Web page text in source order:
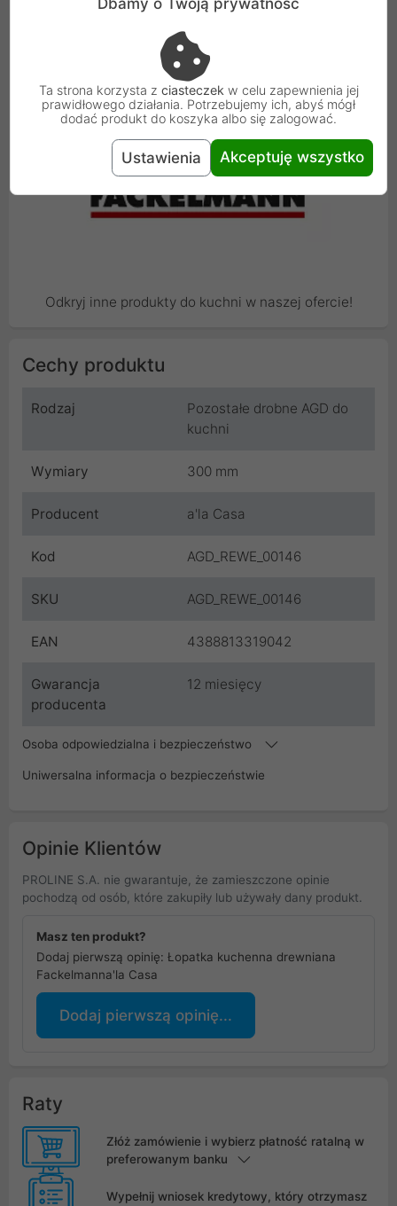
Fackelmann
Oferuje Państwu artykuły nie tylko po stokroć
wypróbowane i cieszące się Państwa uznaniem i
renomą lecz również wszelkie inowacje ułatwiające
codzienność.
Odkryj inne produkty do kuchni w naszej ofercie!
Cechy produktu
Rodzaj
Pozostałe drobne AGD do
kuchni
Wymiary 300 mm
Producent a'la Casa
Kod AGD_REWE_00146
SKU AGD_REWE_00146
EAN 4388813319042
Gwarancja
producenta
12 miesięcy
Osoba odpowiedzialna i bezpieczeństwo
Uniwersalna informacja o bezpieczeństwie
Opinie Klientów
PROLINE S.A. nie gwarantuje, że zamieszczone opinie
pochodzą od osób, które zakupiły lub używały dany produkt.
Masz ten produkt?
Dodaj pierwszą opinię: Łopatka kuchenna drewniana
Fackelmanna'la Casa
Dodaj pierwszą opinię...
Raty
Złóż zamówienie i wybierz płatność ratalną w
preferowanym banku
Wypełnij wniosek kredytowy, który otrzymasz
Ta strona korzysta z ciasteczek w celu zapewnienia jej
prawidłowego działania. Potrzebujemy ich, abyś mógł
dodać produkt do koszyka albo się zalogować.
Ustawienia Akceptuję wszystko